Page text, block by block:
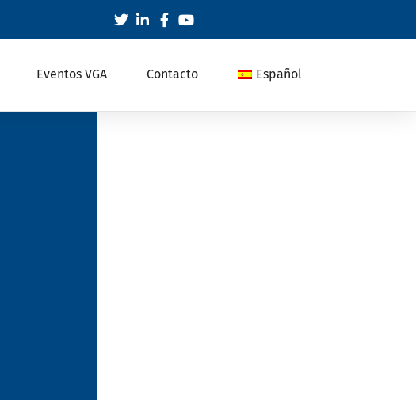
Eventos VGA Contacto Español